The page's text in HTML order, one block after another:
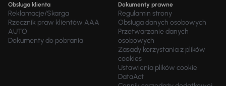
Obsługa klienta
Reklamacje/Skarga
Rzecznik praw klientów AAA
AUTO
Dokumenty do pobrania
Dokumenty prawne
Regulamin strony
Obsługa danych osobowych
Przetwarzanie danych
osobowych
Zasady korzystania z plików
cookies
Ustawienia plików cookie
DataAct